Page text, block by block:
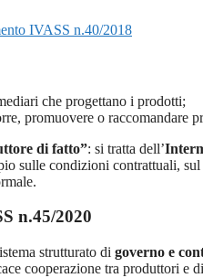
IVASS n.40/2018
che progettano i prodotti;
promuovere o raccomandare
di fatto”: si tratta dell’
sulle condizioni contrattuali,
n.45/2020
strutturato di governo e
cooperazione tra produttori e